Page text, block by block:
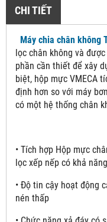
CHI TIẾT
Máy chia chân không
lọc chân không và
phần cần thiết để xây
biệt, hộp mực VMECA
định hơn so với máy
có một hệ thống chân
• Tích hợp Hộp mực
lọc xếp nếp có khả
• Độ tin cậy hoạt động
nén thấp